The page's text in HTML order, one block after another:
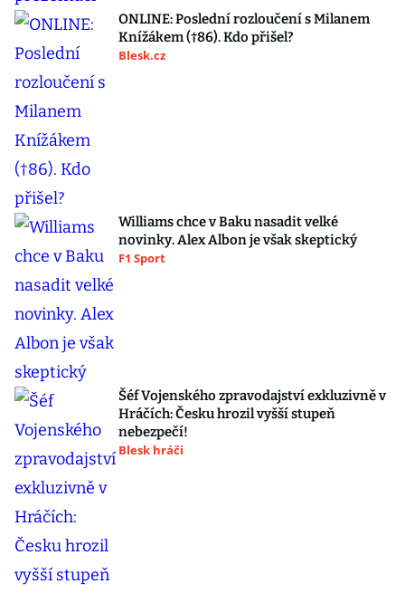
ONLINE: Poslední rozloučení s Milanem
Knížákem (†86). Kdo přišel?
Blesk.cz
Williams chce v Baku nasadit velké
novinky. Alex Albon je však skeptický
F1 Sport
Šéf Vojenského zpravodajství exkluzivně v
Hráčích: Česku hrozil vyšší stupeň
nebezpečí!
Blesk hráči